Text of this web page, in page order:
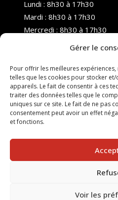
Gérer le
Pour offrir les meilleures
telles que les cookies pour stocker
appareils. Le fait de consentir à ces
traiter des données telles que le
uniques sur ce site. Le fait de ne pas
consentement peut avoir un effet
et fonctions.
Voir les
Lundi : 8h30 à 17h30
Mardi : 8h30 à 17h30
Mercredi : 8h30 à 17h30
Samedi : Fermé
Dimanche : Fermé
© 2025 Nouvel R Formation -
SITE RÉALISÉ PAR :